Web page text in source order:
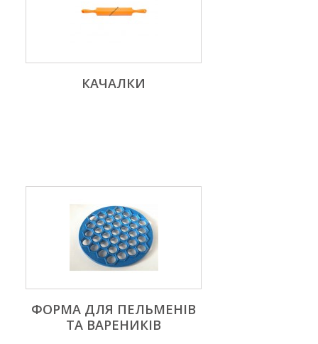
КАЧАЛКИ
ФОРМА ДЛЯ ПЕЛЬМЕНІВ
ТА ВАРЕНИКІВ